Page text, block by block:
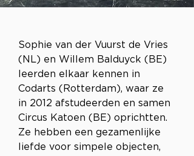
Sophie van der Vuurst de Vries
(NL) en Willem Balduyck (BE)
leerden elkaar kennen in
Codarts (Rotterdam), waar ze
in 2012 afstudeerden en samen
Circus Katoen (BE) oprichtten.
Ze hebben een gezamenlijke
liefde voor simpele objecten,